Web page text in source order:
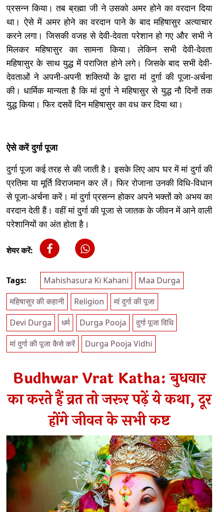
प्रसन्न किया। तब ब्रह्मा जी ने उसको अमर होने का वरदान दिया
था। ऐसे में अमर होने का वरदान पाने के बाद महिषासुर अत्याचार
करने लगा। जिसकी वजह से देवी-देवता परेशान हो गए और सभी ने
मिलकर महिषासुर का सामना किया। लेकिन सभी देवी-देवता
महिषासुर के साथ युद्ध में पराजित होने लगे। जिसके बाद सभी देवी-
देवताओं ने अपनी-अपनी शक्तियों के द्वारा मां दुर्गा की पूजा-अर्चना
की। धार्मिक मान्यता है कि मां दुर्गा ने महिषासुर से युद्ध नौ दिनों तक
युद्ध किया। फिर दसवें दिन महिषासुर का वध कर दिया था।
ऐसे करें दुर्गा पूजा
दुर्गा पूजा कई तरह से की जाती है। इसके लिए आप घर में मां दुर्गा की
प्रतिमा या मूर्ति विराजमान कर लें। फिर रोजाना उनकी विधि-विधान
से पूजा-अर्चना करें। मां दुर्गा प्रसन्न होकर अपने भक्तों को अभय का
वरदान देती हैं। वहीं मां दुर्गा की पूजा से जातक के जीवन में आने वाली
परेशानियों का अंत होता है।
शेयर करें:
Tags: Mahishasura Ki Kahani
Maa Durga
महिषासुर की कहानी
Religion
मां दुर्गा की पूजा
Devi Durga
धर्म Durga Pooja
दुर्गा पूजा विधि
मां दुर्गा की पूजा कैसे करें
Durga Pooja Vidhi
Budhwar Vrat Katha: बुधवार
का करते हैं व्रत तो जरूर पढ़ें ये कथा, दूर
होंगे जीवन के सभी कष्ट